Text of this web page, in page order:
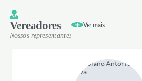
Vereadores
Nossos representantes
Ver mais